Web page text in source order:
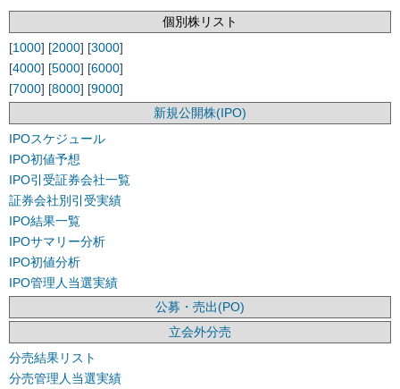
個別株リスト
[1000] [2000] [3000]
[4000] [5000] [6000]
[7000] [8000] [9000]
新規公開株(IPO)
IPOスケジュール
IPO初値予想
IPO引受証券会社一覧
証券会社別引受実績
IPO結果一覧
IPOサマリー分析
IPO初値分析
IPO管理人当選実績
公募・売出(PO)
立会外分売
分売結果リスト
分売管理人当選実績